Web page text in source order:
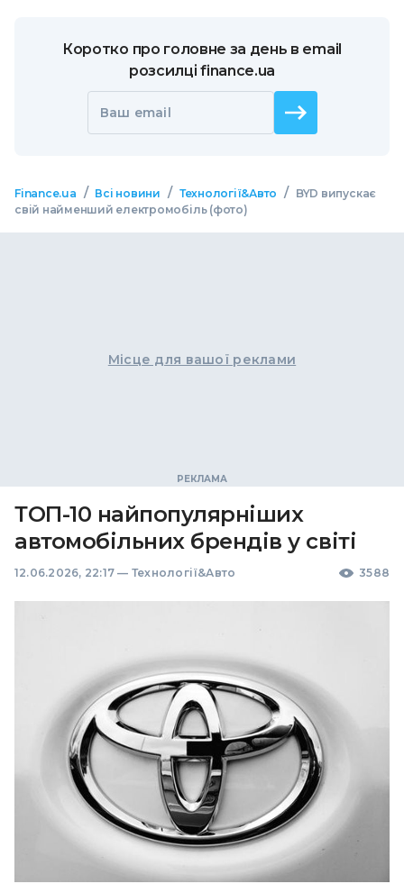
Коротко про головне за день в email
розсилці finance.ua
Ваш email
Finance.ua / Всі новини / Технології&Авто /
BYD випускає
свій найменший електромобіль (фото)
Місце для вашої реклами
ТОП-10 найпопулярніших
автомобільних брендів у світі
12.06.2026, 22:17 — Технології&Авто 3588